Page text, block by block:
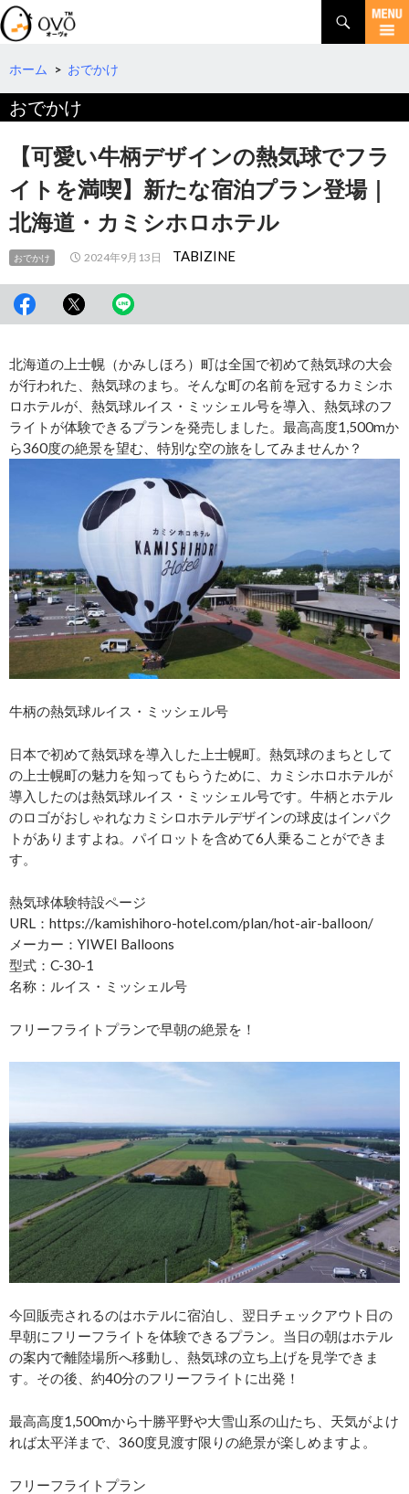
検
索
コ
テ
ツ
へ
ホーム > おでかけ
おでかけ
【可愛い牛柄デザインの熱気球でフラ
イトを満喫】新たな宿泊プラン登場｜
北海道・カミシホロホテル
おでかけ 2024年9月13日 TABIZINE
北海道の上士幌（かみしほろ）町は全国で初めて熱気球の大会
が行われた、熱気球のまち。そんな町の名前を冠するカミシホ
ロホテルが、熱気球ルイス・ミッシェル号を導入、熱気球のフ
ライトが体験できるプランを発売しました。最高高度1,500mか
ら360度の絶景を望む、特別な空の旅をしてみませんか？
牛柄の熱気球ルイス・ミッシェル号
日本で初めて熱気球を導入した上士幌町。熱気球のまちとして
の上士幌町の魅力を知ってもらうために、カミシホロホテルが
導入したのは熱気球ルイス・ミッシェル号です。牛柄とホテル
のロゴがおしゃれなカミシロホテルデザインの球皮はインパク
トがありますよね。パイロットを含めて6人乗ることができま
す。
熱気球体験特設ページ
URL：https://kamishihoro-hotel.com/plan/hot-air-balloon/
メーカー：YIWEI Balloons
型式：C-30-1
名称：ルイス・ミッシェル号
フリーフライトプランで早朝の絶景を！
今回販売されるのはホテルに宿泊し、翌日チェックアウト日の
早朝にフリーフライトを体験できるプラン。当日の朝はホテル
の案内で離陸場所へ移動し、熱気球の立ち上げを見学できま
す。その後、約40分のフリーフライトに出発！
最高高度1,500mから十勝平野や大雪山系の山たち、天気がよけ
れば太平洋まで、360度見渡す限りの絶景が楽しめますよ。
フリーフライトプラン